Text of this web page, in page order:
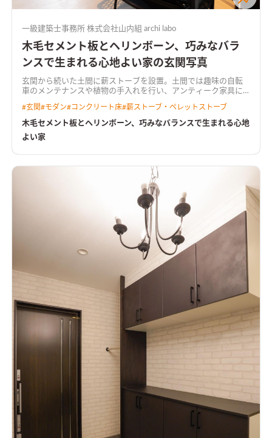
一級建築士事務所 株式会社山内組 archi labo
木毛セメント板とヘリンボーン、巧みなバラ
ンスで生まれる心地よい家の玄関写真
玄関から続いた土間に薪ストーブを設置。土間では趣味の自転
車のメンテナンスや植物の手入れを行い、アンティーク家具に
らしを楽しめる」一邸。
#玄関#モダン#コンクリート床#薪ストーブ・ペレットストーブ
木毛セメント板とヘリンボーン、巧みなバランスで生まれる心地
よい家